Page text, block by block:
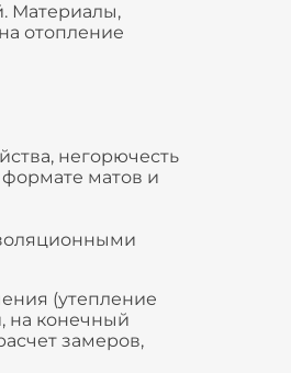
Материалы,
отопление
негорючесть
формате матов и
(утепление
на конечный
замеров,